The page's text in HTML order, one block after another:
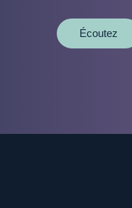
Écoutez